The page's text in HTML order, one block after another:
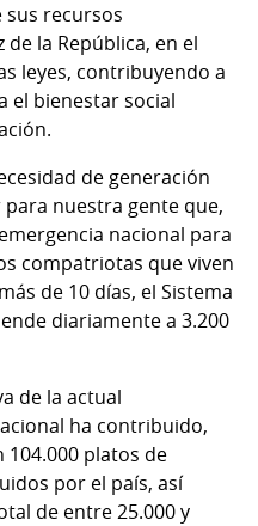
recursos
la República, en el
leyes, contribuyendo a
el bienestar social
de generación
nuestra gente que,
nacional para
compatriotas que viven
de 10 días, el Sistema
diariamente a 3.200
de la actual
ha contribuido,
104.000 platos de
por el país, así
de entre 25.000 y